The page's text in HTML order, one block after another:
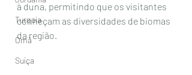
Turquia
Omã
Suiça
à duna, permitindo que os visitantes
conheçam as diversidades de biomas
da região.